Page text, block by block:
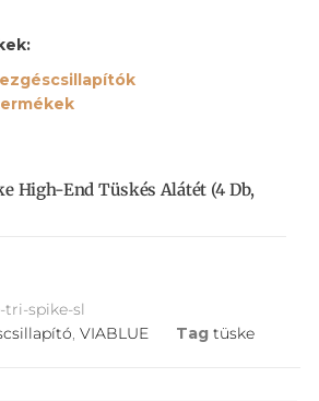
High-End Tüskés Alátét (4 Db,
tri-spike-sl
, VIABLUE Tag tüske